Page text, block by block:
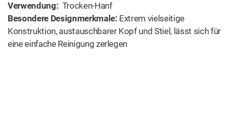
Verwendung: Trocken-Hanf
Besondere Designmerkmale: Extrem vielseitige
Konstruktion, austauschbarer Kopf und Stiel, lässt sich für
eine einfache Reinigung zerlegen